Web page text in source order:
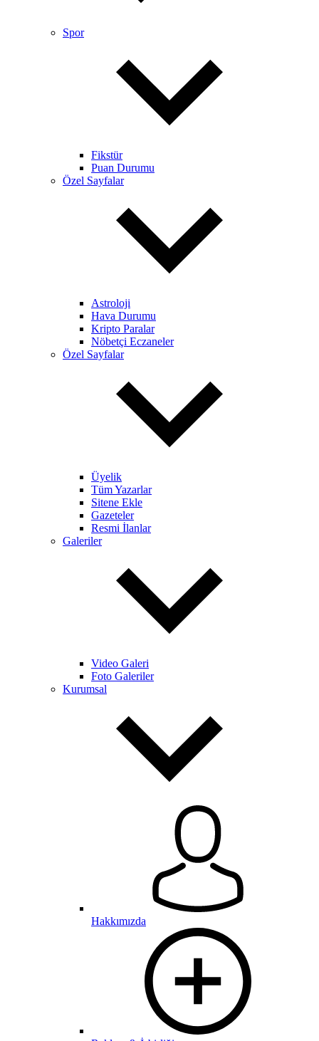
Spor
Fikstür
Puan Durumu
Özel Sayfalar
Astroloji
Hava Durumu
Kripto Paralar
Nöbetçi Eczaneler
Özel Sayfalar
Üyelik
Tüm Yazarlar
Sitene Ekle
Gazeteler
Resmi İlanlar
Galeriler
Video Galeri
Foto Galeriler
Kurumsal
Hakkımızda